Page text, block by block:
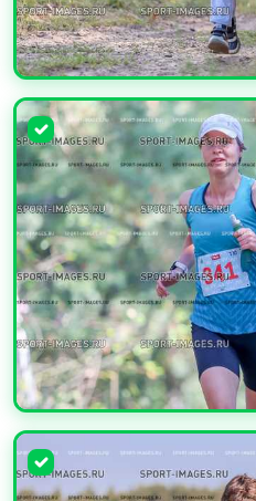
УВЕЛИЧИТЬ
УВЕЛИЧИТЬ